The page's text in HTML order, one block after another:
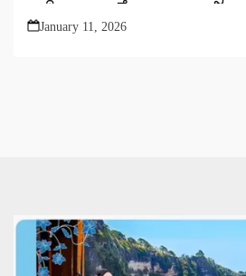
January 11, 2026